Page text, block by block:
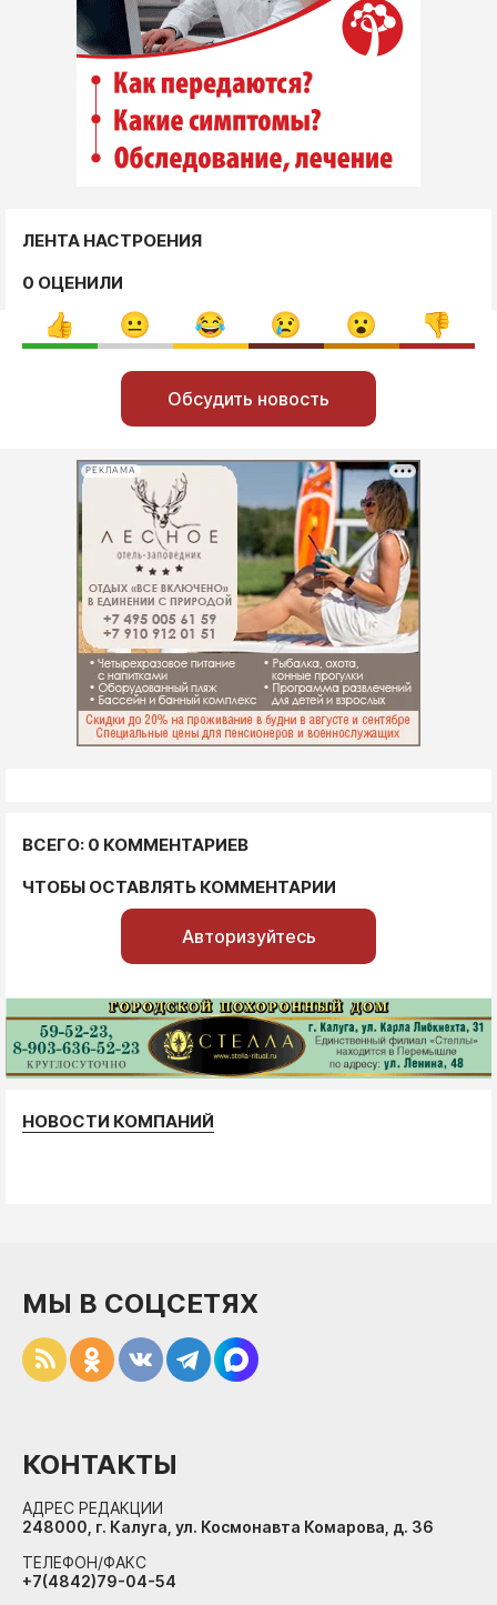
ЛЕНТА НАСТРОЕНИЯ
0 ОЦЕНИЛИ
Обсудить новость
РЕКЛАМА
ВСЕГО: 0 КОММЕНТАРИЕВ
ЧТОБЫ ОСТАВЛЯТЬ КОММЕНТАРИИ
Авторизуйтесь
НОВОСТИ КОМПАНИЙ
МЫ В СОЦСЕТЯХ
КОНТАКТЫ
АДРЕС РЕДАКЦИИ
248000, г. Калуга, ул. Космонавта Комарова, д. 36
ТЕЛЕФОН/ФАКС
+7(4842)79-04-54